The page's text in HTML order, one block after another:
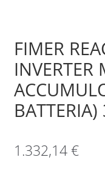
FIMER
INVERTER
1.332,14€